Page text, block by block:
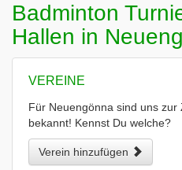
Badminton
Hallen in
VEREINE
Für Neuengönna sind uns zur
bekannt! Kennst Du welche?
Verein hinzufügen